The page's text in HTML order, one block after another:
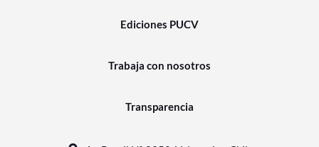
Ediciones PUCV
Trabaja con nosotros
Transparencia